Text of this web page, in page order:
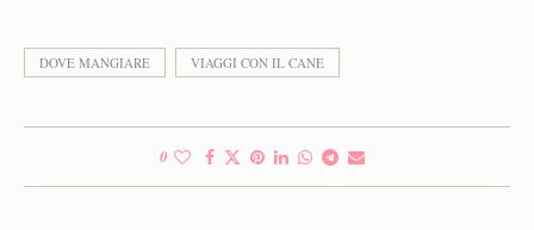
DOVE MANGIARE VIAGGI CON IL CANE
0